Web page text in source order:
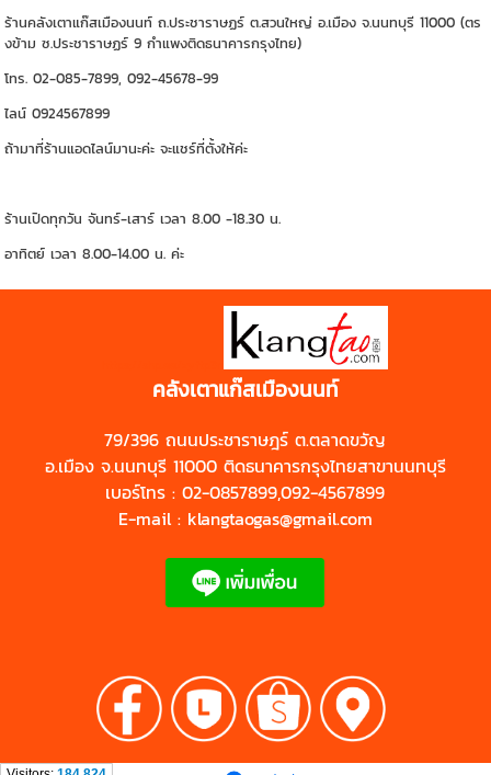
ร้านคลังเตาแก๊สเมืองนนท์ ถ.ประชาราษฏร์ ต.สวนใหญ่ อ.เมือง จ.นนทบุรี 11000 (ตร
งข้าม ซ.ประชาราษฏร์ 9 กำแพงติดธนาคารกรุงไทย)
โทร. 02-085-7899, 092-45678-99
ไลน์ 0924567899
ถ้ามาที่ร้านแอดไลน์มานะค่ะ จะแชร์ที่ตั้งให้ค่ะ
ร้านเปิดทุกวัน จันทร์-เสาร์ เวลา 8.00 -18.30 น.
อาทิตย์ เวลา 8.00-14.00 น. ค่ะ
คลังเตาแก๊สเมืองนนท์
79/396 ถนนประชาราษฎร์ ต.ตลาดขวัญ
อ.เมือง จ.นนทบุรี 11000 ติดธนาคารกรุงไทยสาขานนทบุรี
เบอร์โทร : 02-0857899,092-4567899
E-mail : klangtaogas@gmail.com